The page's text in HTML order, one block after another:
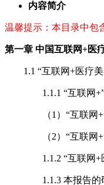
内容简介
温馨提示：本目录中包
第一章 中国互联网+医
1.1 “互联网+医疗美
1.1.1 “互联网+”
（1）“互联网+”
（2）“互联网+”
1.1.2 “互联网+医
1.1.3 本报告的研